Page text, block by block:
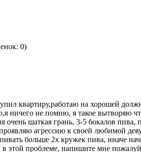
0)
квартиру,работаю на хорошей
ничего не помню, я такое вытворяю
шаткая грань, 3-5 бокалов
агрессию к своей любимой
больше 2х кружек пива, иначе
проблеме, напишите мне